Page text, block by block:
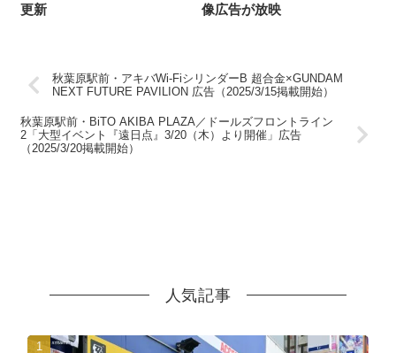
更新
像広告が放映
秋葉原駅前・アキバWi-FiシリンダーB 超合金×GUNDAM
NEXT FUTURE PAVILION 広告（2025/3/15掲載開始）
秋葉原駅前・BiTO AKIBA PLAZA／ドールズフロントライン
2「大型イベント『遠日点』3/20（木）より開催」広告
（2025/3/20掲載開始）
人気記事